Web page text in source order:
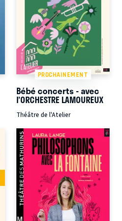
PROCHAINEMENT
Bébé concerts - avec
l’ORCHESTRE LAMOUREUX
Théâtre de l'Atelier